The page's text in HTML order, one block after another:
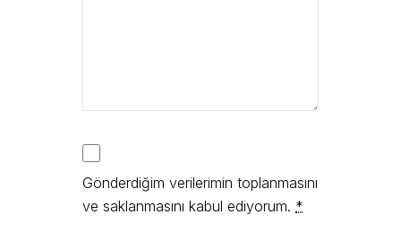
Gönderdiğim verilerimin toplanmasını
ve saklanmasını kabul ediyorum. *